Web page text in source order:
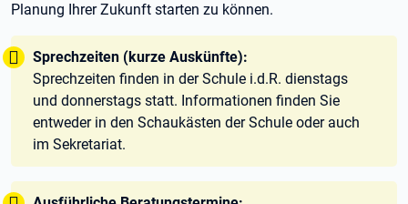
Planung Ihrer Zukunft starten zu können.
Tipp:
Sprechzeiten (kurze Auskünfte):
Sprechzeiten finden in der Schule i.d.R. dienstags
und donnerstags statt. Informationen finden Sie
entweder in den Schaukästen der Schule oder auch
im Sekretariat.